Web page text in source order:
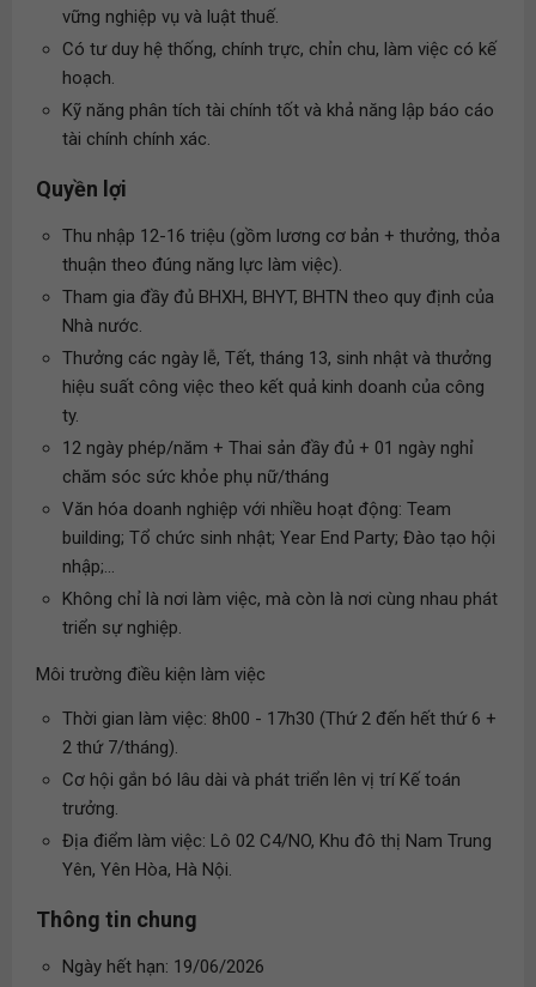
vững nghiệp vụ và luật thuế.
Có tư duy hệ thống, chính trực, chỉn chu, làm việc có kế
hoạch.
Kỹ năng phân tích tài chính tốt và khả năng lập báo cáo
tài chính chính xác.
Quyền lợi
Thu nhập 12-16 triệu (gồm lương cơ bản + thưởng, thỏa
thuận theo đúng năng lực làm việc).
Tham gia đầy đủ BHXH, BHYT, BHTN theo quy định của
Nhà nước.
Thưởng các ngày lễ, Tết, tháng 13, sinh nhật và thưởng
hiệu suất công việc theo kết quả kinh doanh của công
ty.
12 ngày phép/năm + Thai sản đầy đủ + 01 ngày nghỉ
chăm sóc sức khỏe phụ nữ/tháng
Văn hóa doanh nghiệp với nhiều hoạt động: Team
building; Tổ chức sinh nhật; Year End Party; Đào tạo hội
nhập;...
Không chỉ là nơi làm việc, mà còn là nơi cùng nhau phát
triển sự nghiệp.
Môi trường điều kiện làm việc
Thời gian làm việc: 8h00 - 17h30 (Thứ 2 đến hết thứ 6 +
2 thứ 7/tháng).
Cơ hội gắn bó lâu dài và phát triển lên vị trí Kế toán
trưởng.
Địa điểm làm việc: Lô 02 C4/NO, Khu đô thị Nam Trung
Yên, Yên Hòa, Hà Nội.
Thông tin chung
Ngày hết hạn: 19/06/2026